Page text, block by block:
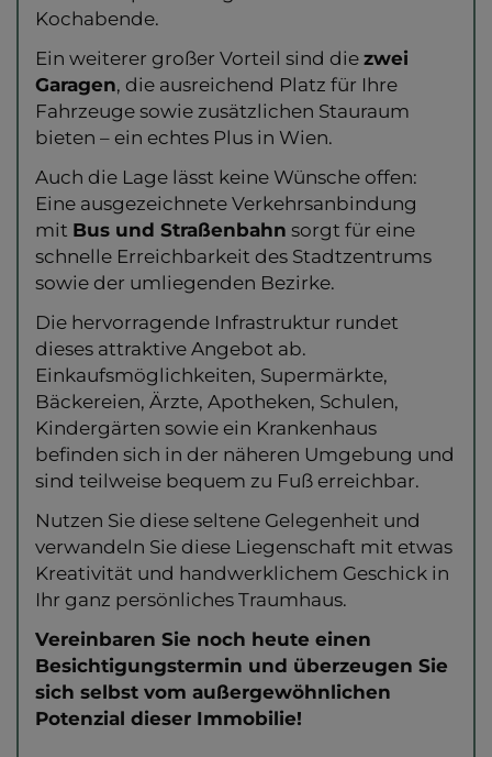
Kochabende.
Ein weiterer großer Vorteil sind die zwei
Garagen, die ausreichend Platz für Ihre
Fahrzeuge sowie zusätzlichen Stauraum
bieten – ein echtes Plus in Wien.
Auch die Lage lässt keine Wünsche offen:
Eine ausgezeichnete Verkehrsanbindung
mit Bus und Straßenbahn sorgt für eine
schnelle Erreichbarkeit des Stadtzentrums
sowie der umliegenden Bezirke.
Die hervorragende Infrastruktur rundet
dieses attraktive Angebot ab.
Einkaufsmöglichkeiten, Supermärkte,
Bäckereien, Ärzte, Apotheken, Schulen,
Kindergärten sowie ein Krankenhaus
befinden sich in der näheren Umgebung und
sind teilweise bequem zu Fuß erreichbar.
Nutzen Sie diese seltene Gelegenheit und
verwandeln Sie diese Liegenschaft mit etwas
Kreativität und handwerklichem Geschick in
Ihr ganz persönliches Traumhaus.
Vereinbaren Sie noch heute einen
Besichtigungstermin und überzeugen Sie
sich selbst vom außergewöhnlichen
Potenzial dieser Immobilie!